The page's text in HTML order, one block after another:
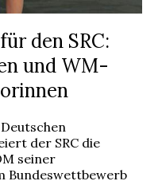
den SRC:
und WM-
der SRC die
seiner
Bundeswettbewerb